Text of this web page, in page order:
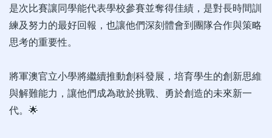
是次比賽讓同學能代表學校參賽並奪得佳績，是對長時間訓
練及努力的最好回報，也讓他們深刻體會到團隊合作與策略
思考的重要性。
將軍澳官立小學將繼續推動創科發展，培育學生的創新思維
與解難能力，讓他們成為敢於挑戰、勇於創造的未來新一
代。 🌟